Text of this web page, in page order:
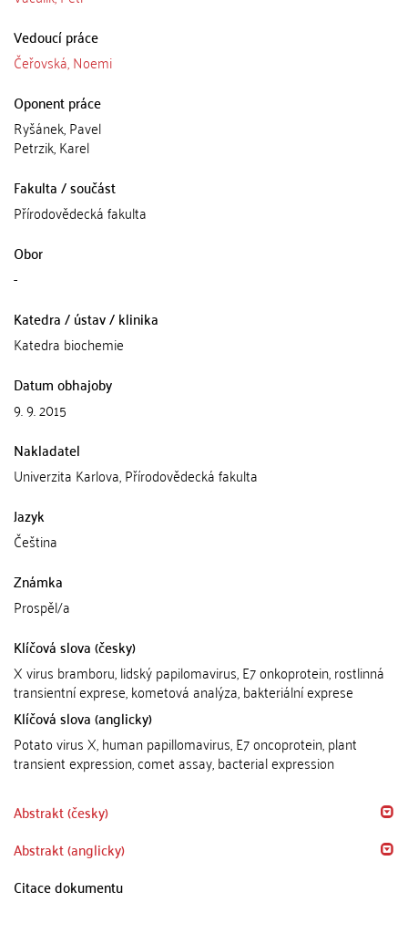
Vedoucí práce
Čeřovská, Noemi
Oponent práce
Ryšánek, Pavel
Petrzik, Karel
Fakulta / součást
Přírodovědecká fakulta
Obor
-
Katedra / ústav / klinika
Katedra biochemie
Datum obhajoby
9. 9. 2015
Nakladatel
Univerzita Karlova, Přírodovědecká fakulta
Jazyk
Čeština
Známka
Prospěl/a
Klíčová slova (česky)
X virus bramboru, lidský papilomavirus, E7 onkoprotein, rostlinná
transientní exprese, kometová analýza, bakteriální exprese
Klíčová slova (anglicky)
Potato virus X, human papillomavirus, E7 oncoprotein, plant
transient expression, comet assay, bacterial expression
Abstrakt (česky)
Abstrakt (anglicky)
Citace dokumentu